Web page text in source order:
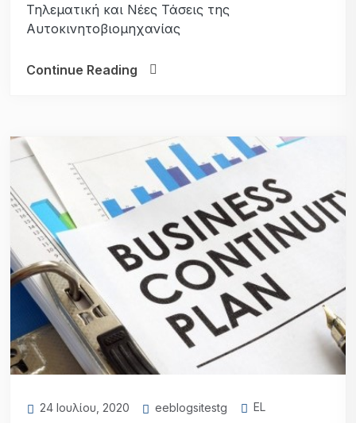
Τηλεματική και Νέες Τάσεις της
Αυτοκινητοβιομηχανίας
Continue Reading
24 Ιουλίου, 2020 eeblogsitestg EL